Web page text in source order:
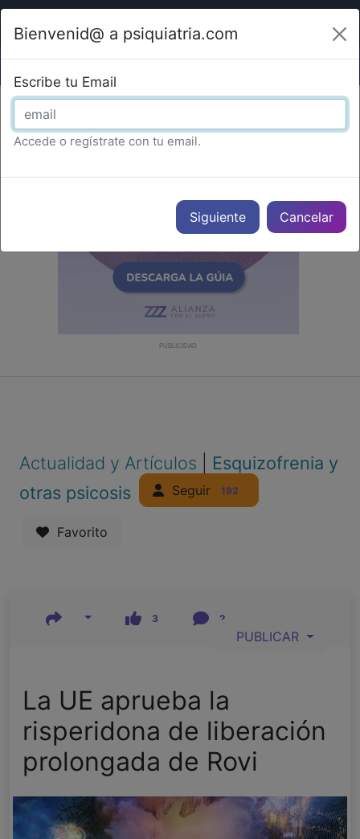
Bienvenid@ a psiquiatria.com
Escribe tu Email
Accede o regístrate con tu email.
Cancelar
PUBLICIDAD
Actualidad y Artículos
Esquizofrenia y
otras psicosis
Seguir 192
Favorito
3 2
PUBLICAR
La UE aprueba la
risperidona de liberación
prolongada de Rovi